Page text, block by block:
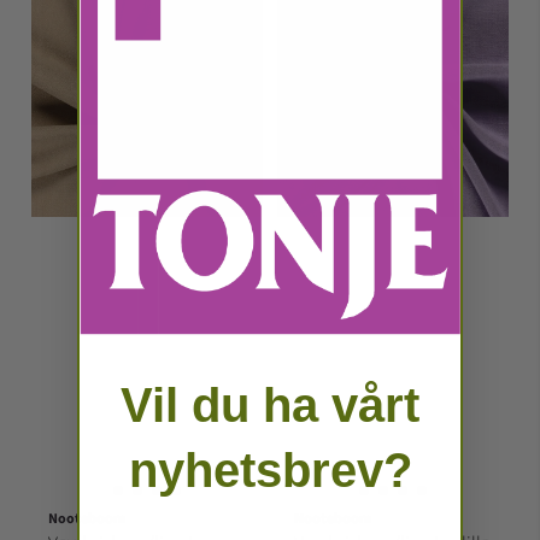
Nooteboom
Vil du ha vårt
nyhetsbrev?